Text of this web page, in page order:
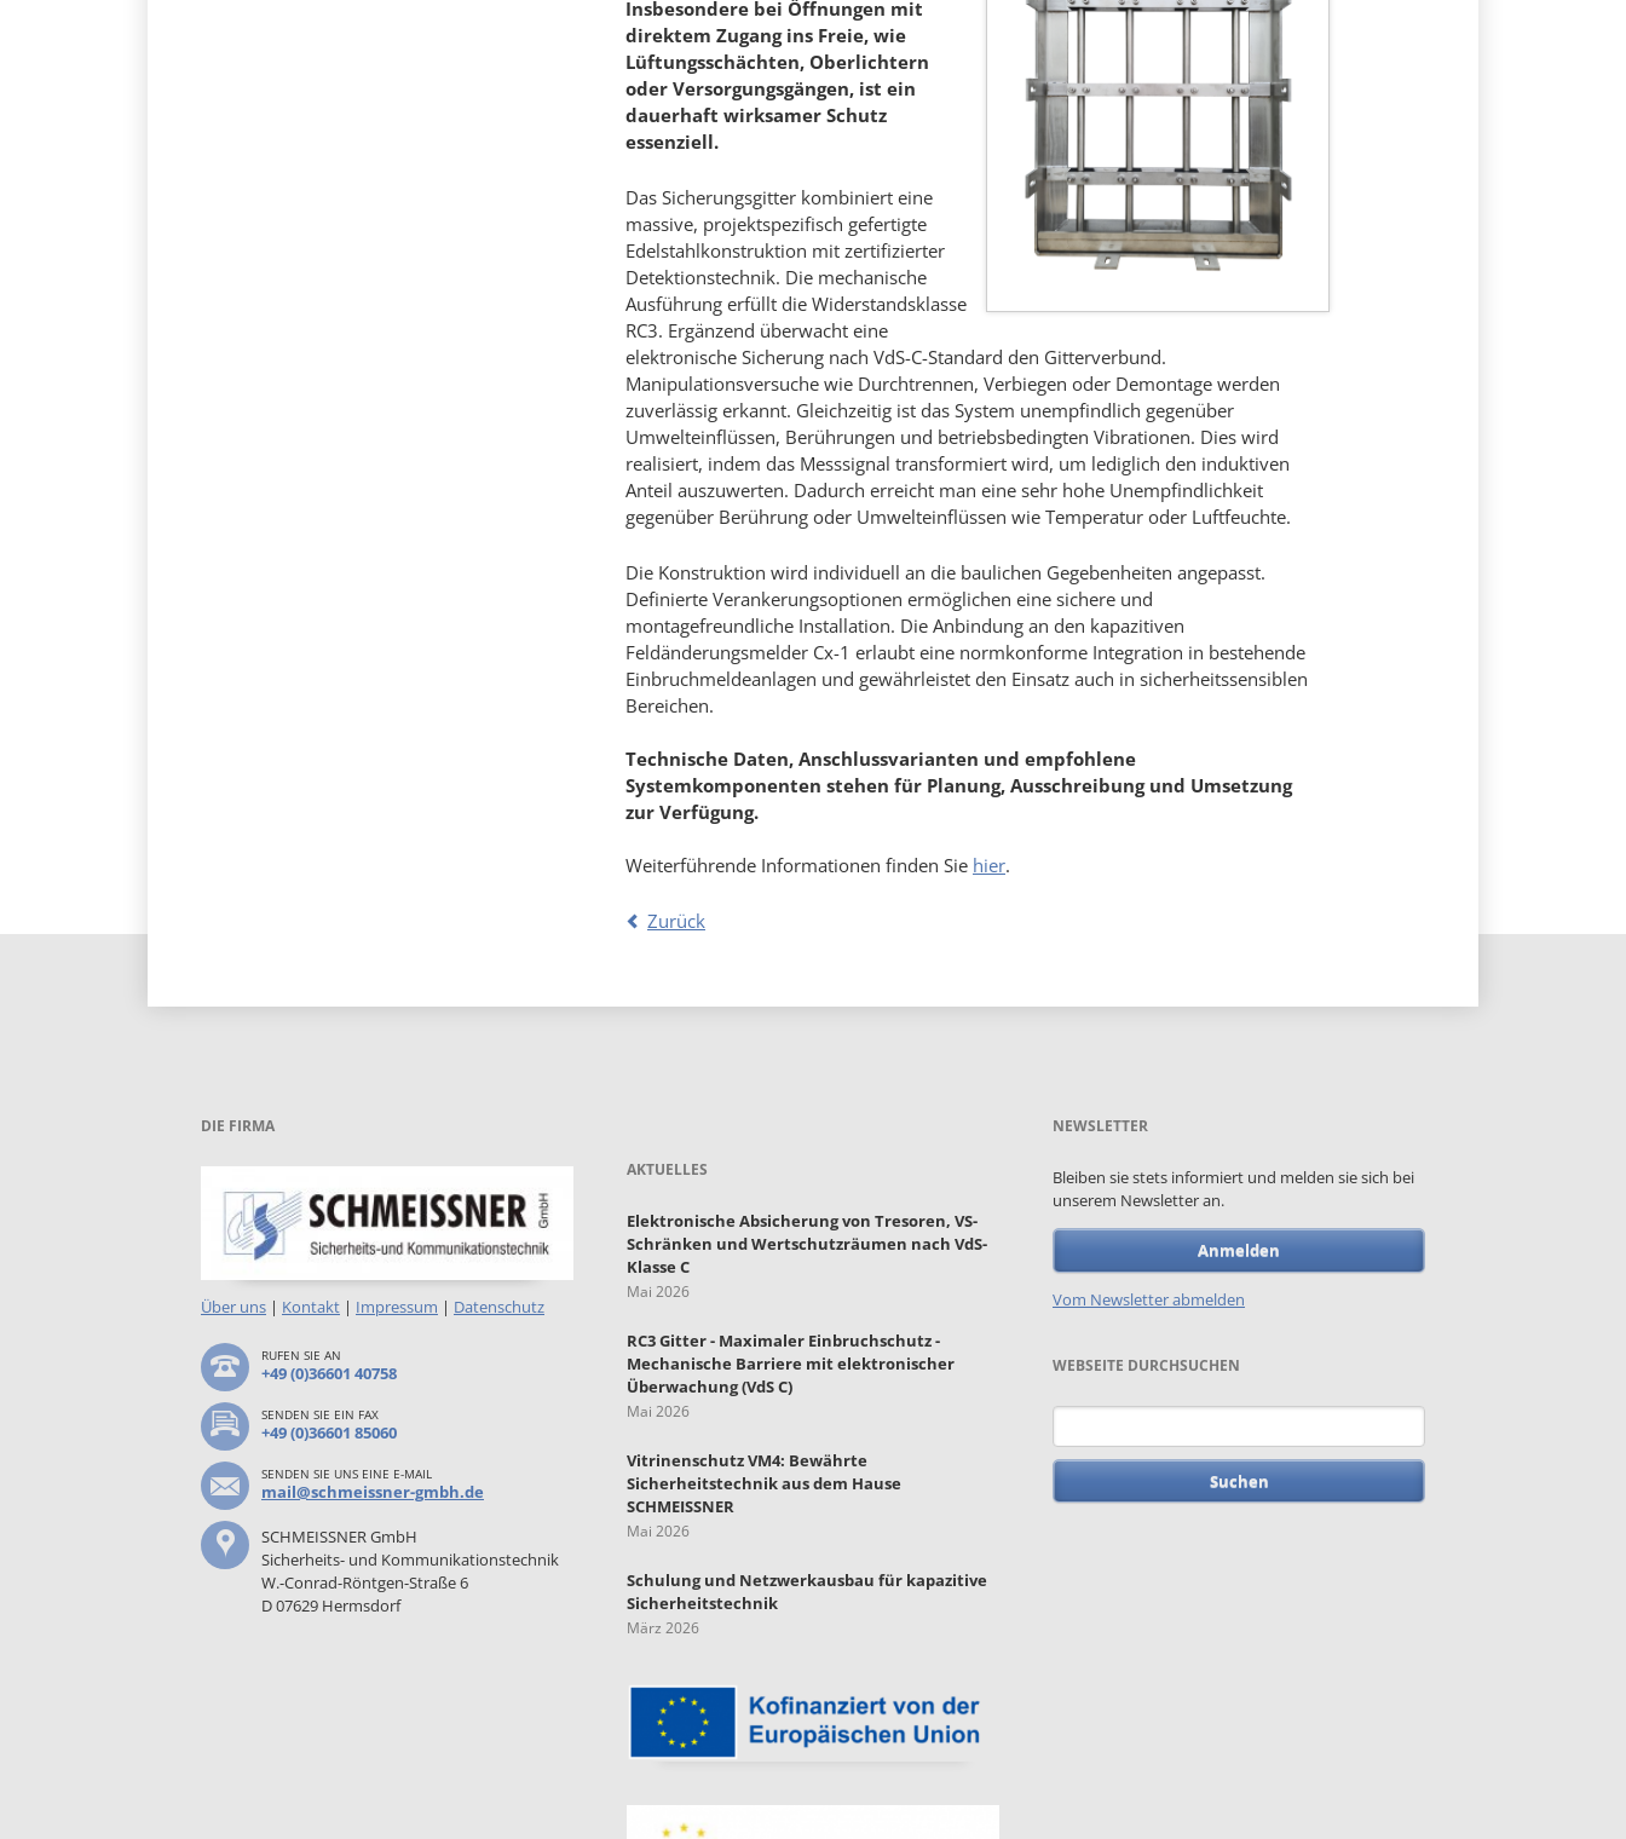
Insbesondere bei Öffnungen mit
direktem Zugang ins Freie, wie
Lüftungsschächten, Oberlichtern
oder Versorgungsgängen, ist ein
dauerhaft wirksamer Schutz
essenziell.
Das Sicherungsgitter kombiniert eine
massive, projektspezifisch gefertigte
Edelstahlkonstruktion mit zertifizierter
Detektionstechnik. Die mechanische
Ausführung erfüllt die Widerstandsklasse
RC3. Ergänzend überwacht eine
elektronische Sicherung nach VdS-C-Standard den Gitterverbund.
Manipulationsversuche wie Durchtrennen, Verbiegen oder Demontage werden
zuverlässig erkannt. Gleichzeitig ist das System unempfindlich gegenüber
Umwelteinflüssen, Berührungen und betriebsbedingten Vibrationen. Dies wird
realisiert, indem das Messsignal transformiert wird, um lediglich den induktiven
Anteil auszuwerten. Dadurch erreicht man eine sehr hohe Unempfindlichkeit
gegenüber Berührung oder Umwelteinflüssen wie Temperatur oder Luftfeuchte.
Die Konstruktion wird individuell an die baulichen Gegebenheiten angepasst.
Definierte Verankerungsoptionen ermöglichen eine sichere und
montagefreundliche Installation. Die Anbindung an den kapazitiven
Feldänderungsmelder Cx-1 erlaubt eine normkonforme Integration in bestehende
Einbruchmeldeanlagen und gewährleistet den Einsatz auch in sicherheitssensiblen
Bereichen.
Technische Daten, Anschlussvarianten und empfohlene
Systemkomponenten stehen für Planung, Ausschreibung und Umsetzung
zur Verfügung.
Weiterführende Informationen finden Sie hier.
Zurück
DIE FIRMA
Über uns | Kontakt | Impressum | Datenschutz
RUFEN SIE AN
+49 (0)36601 40758
SENDEN SIE EIN FAX
+49 (0)36601 85060
SENDEN SIE UNS EINE E-MAIL
mail@schmeissner-gmbh.de
SCHMEISSNER GmbH
Sicherheits- und Kommunikationstechnik
W.-Conrad-Röntgen-Straße 6
D 07629 Hermsdorf
AKTUELLES
Elektronische Absicherung von Tresoren, VS-
Schränken und Wertschutzräumen nach VdS-
Klasse C
Mai 2026
RC3 Gitter - Maximaler Einbruchschutz -
Mechanische Barriere mit elektronischer
Überwachung (VdS C)
Mai 2026
Vitrinenschutz VM4: Bewährte
Sicherheitstechnik aus dem Hause
SCHMEISSNER
Mai 2026
Schulung und Netzwerkausbau für kapazitive
Sicherheitstechnik
März 2026
NEWSLETTER
Bleiben sie stets informiert und melden sie sich bei
unserem Newsletter an.
Anmelden
Vom Newsletter abmelden
WEBSEITE DURCHSUCHEN
Suchbegriffe